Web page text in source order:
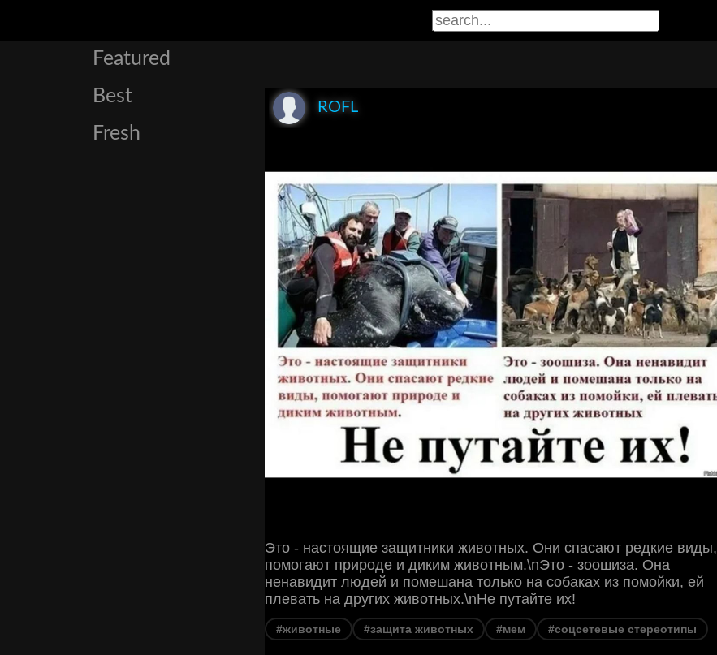
Featured
Best
Fresh
ROFL
Это - настоящие защитники животных. Они спасают редкие виды,
помогают природе и диким животным.\nЭто - зоошиза. Она
ненавидит людей и помешана только на собаках из помойки, ей
плевать на других животных.\nНе путайте их!
#животные #защита животных #мем #соцсетевые стереотипы